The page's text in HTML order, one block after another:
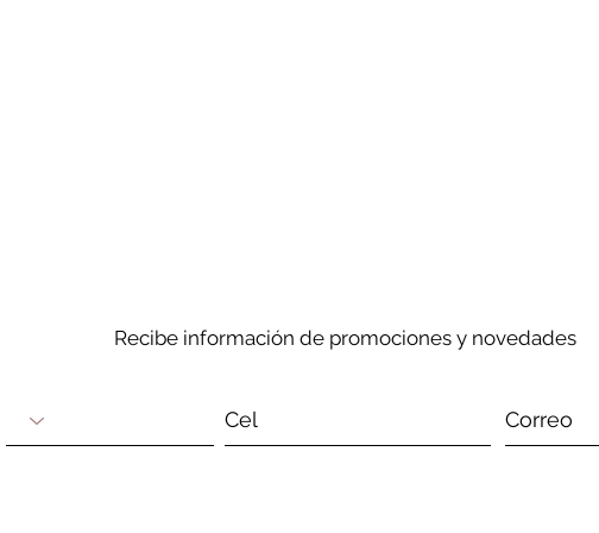
Recibe información de promociones y novedades